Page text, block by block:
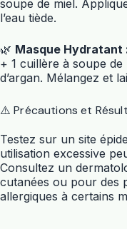
soupe de miel.
l’eau tiède.
🌿 Masque Hydratant
+ 1 cuillère à soupe
d’argan. Mélangez et
⚠️ Précautions et
Testez sur un site
utilisation excessive
Consultez un
cutanées ou pour des
allergiques à certains